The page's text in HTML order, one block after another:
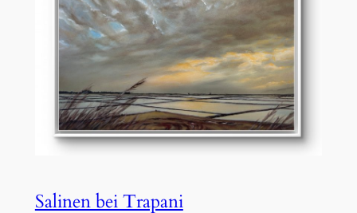
Salinen bei Trapani